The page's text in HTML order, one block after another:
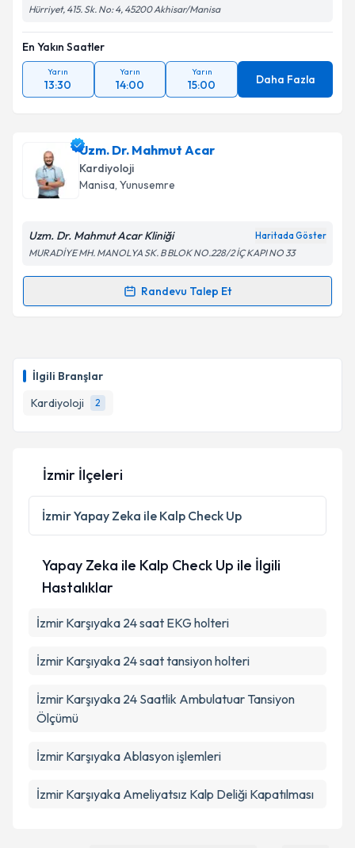
İlgili Branşlar
Kardiyoloji
2
Hürriyet, 415. Sk. No: 4, 45200 Akhisar/Manisa
En Yakın Saatler
Yarın
13:30
Yarın
14:00
Yarın
15:00 Daha Fazla
Uzm. Dr. Mahmut Acar
Kardiyoloji
Manisa, Yunusemre
Uzm. Dr. Mahmut Acar Kliniği Haritada Göster
MURADİYE MH. MANOLYA SK. B BLOK NO.228/2 İÇ KAPI NO 33
Randevu Talep Et
Randevu Takvimi Talebi
takvim hazırlandığında e-posta ile bilgilendireceğiz.
E-posta Adresiniz
Kişisel verilerimin işlenmesine ilişkinAydınlatma
Metni
'ni okudum ve kişisel verilerimin belirtilen
kapsamda işlenmesini kabul ediyorum.
Takvim Talebini Gönder
İzmir İlçeleri
İzmirYapay Zeka ile Kalp Check Up
Yapay Zeka ile Kalp Check Up ile İlgili
Hastalıklar
İzmir Karşıyaka 24 saat EKG holteri
İzmir Karşıyaka 24 saat tansiyon holteri
İzmir Karşıyaka 24 Saatlik Ambulatuar Tansiyon
Ölçümü
İzmir Karşıyaka Ablasyon işlemleri
İzmir Karşıyaka Ameliyatsız Kalp Deliği Kapatılması